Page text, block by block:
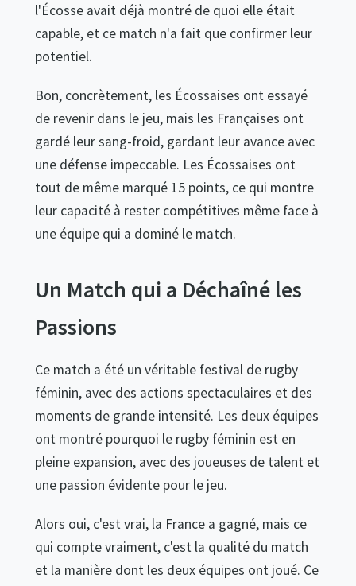
l'Écosse avait déjà montré de quoi elle était
capable, et ce match n'a fait que confirmer leur
potentiel.
Bon, concrètement, les Écossaises ont essayé
de revenir dans le jeu, mais les Françaises ont
gardé leur sang-froid, gardant leur avance avec
une défense impeccable. Les Écossaises ont
tout de même marqué 15 points, ce qui montre
leur capacité à rester compétitives même face à
une équipe qui a dominé le match.
Un Match qui a Déchaîné les
Passions
Ce match a été un véritable festival de rugby
féminin, avec des actions spectaculaires et des
moments de grande intensité. Les deux équipes
ont montré pourquoi le rugby féminin est en
pleine expansion, avec des joueuses de talent et
une passion évidente pour le jeu.
Alors oui, c'est vrai, la France a gagné, mais ce
qui compte vraiment, c'est la qualité du match
et la manière dont les deux équipes ont joué. Ce